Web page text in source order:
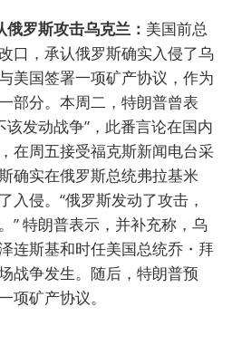
罗斯攻击乌克兰： 美国前总
口，承认俄罗斯确实入侵了乌
美国签署一项矿产协议，作为
部分。本周二，特朗普曾表
该发动战争”，此番言论在国内
在周五接受福克斯新闻电台采
确实在俄罗斯总统弗拉基米
入侵。“俄罗斯发动了攻击，
” 特朗普表示，并补充称，乌
连斯基和时任美国总统乔・拜
战争发生。随后，特朗普预
项矿产协议。